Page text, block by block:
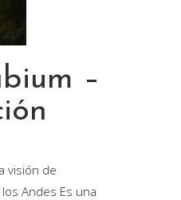
–
visión de
Andes Es una